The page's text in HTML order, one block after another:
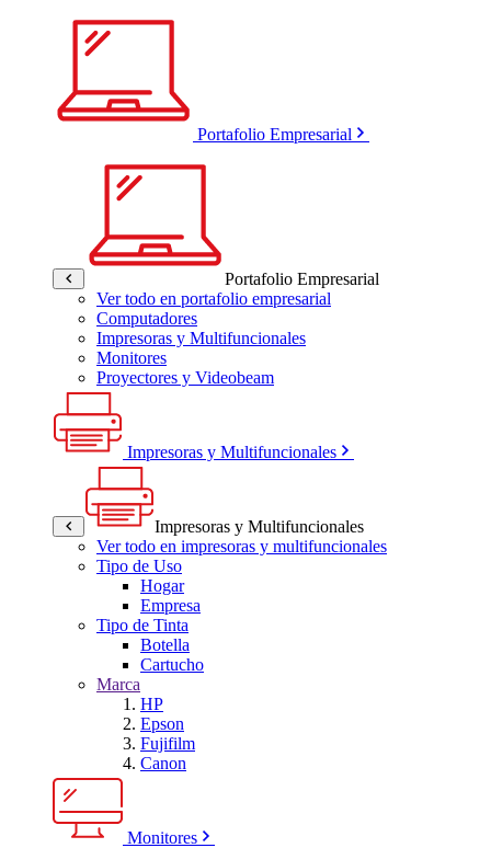
Portafolio Empresarial
Portafolio Empresarial
Ver todo en portafolio empresarial
Computadores
Impresoras y Multifuncionales
Monitores
Proyectores y Videobeam
Impresoras y Multifuncionales
Impresoras y Multifuncionales
Ver todo en impresoras y multifuncionales
Tipo de Uso
Hogar
Empresa
Tipo de Tinta
Botella
Cartucho
Marca
HP
Epson
Fujifilm
Canon
Monitores